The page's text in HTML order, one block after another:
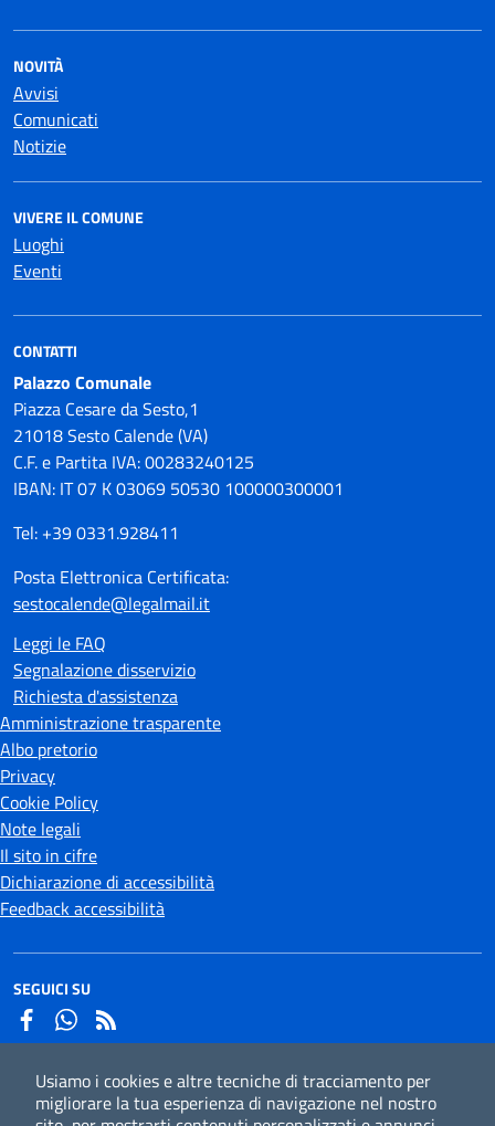
Usiamo i cookies e altre tecniche di tracciamento per
migliorare la tua esperienza di navigazione nel nostro
NOVITÀ
Avvisi
Comunicati
Notizie
VIVERE IL COMUNE
Luoghi
Eventi
CONTATTI
Palazzo Comunale
Piazza Cesare da Sesto,1
21018 Sesto Calende (VA)
C.F. e Partita IVA: 00283240125
IBAN: IT 07 K 03069 50530 100000300001
Tel: +39 0331.928411
Posta Elettronica Certificata:
sestocalende@legalmail.it
Leggi le FAQ
Segnalazione disservizio
Richiesta d'assistenza
Amministrazione trasparente
Albo pretorio
Privacy
Cookie Policy
Note legali
Il sito in cifre
Dichiarazione di accessibilità
Feedback accessibilità
SEGUICI SU
FacebookWhatsapp
Iscriviti alla newsletter